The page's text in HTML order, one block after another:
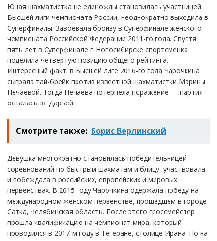
Юная шахматистка не единожды становилась участницей
Высшей лиги чемпионата России, неоднократно выходила в
Суперфиналы. Завоевала бронзу в Суперфинале женского
чемпионата Российской Федерации 2011-го года. Спустя
пять лет в Суперфинале в Новосибирске спортсменка
поделила четвёртую позицию общего рейтинга.
Интересный факт: в Высшей лиге 2016-го года Чарочкина
сыграла тай-брейк против известной шахматистки Марины
Нечаевой. Тогда Нечаева потерпела поражение — партия
осталась за Дарьей.
Смотрите также: Борис Верлинский
Девушка многократно становилась победительницей
соревнований по быстрым шахматам и блицу, участвовала
и побеждала в российских, европейских и мировых
первенствах. В 2015 году Чарочкина одержала победу на
международном женском первенстве, прошедшем в городе
Сатка, Челябинская область. После этого гроссмейстер
прошла квалификацию на чемпионат мира, который
проводился в 2017-м году в Тегеране, столице Ирана. Но на